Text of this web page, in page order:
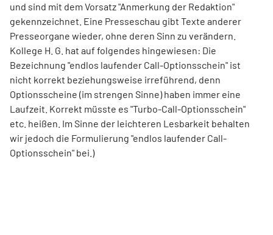
und sind mit dem Vorsatz "Anmerkung der Redaktion"
gekennzeichnet. Eine Presseschau gibt Texte anderer
Presseorgane wieder, ohne deren Sinn zu verändern.
Kollege H. G. hat auf folgendes hingewiesen: Die
Bezeichnung "endlos laufender Call-Optionsschein" ist
nicht korrekt beziehungsweise irreführend, denn
Optionsscheine (im strengen Sinne) haben immer eine
Laufzeit. Korrekt müsste es "Turbo-Call-Optionsschein"
etc. heißen. Im Sinne der leichteren Lesbarkeit behalten
wir jedoch die Formulierung "endlos laufender Call-
Optionsschein" bei.)